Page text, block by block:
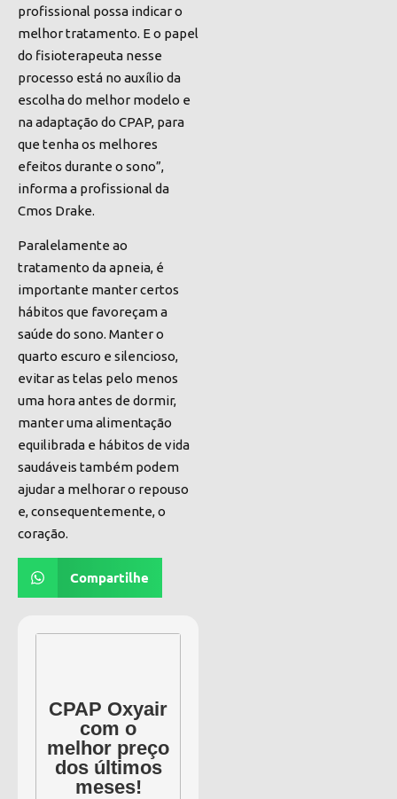
profissional possa indicar o
melhor tratamento. E o papel
do fisioterapeuta nesse
processo está no auxílio da
escolha do melhor modelo e
na adaptação do CPAP, para
que tenha os melhores
efeitos durante o sono”,
informa a profissional da
Cmos Drake.
Paralelamente ao
tratamento da apneia, é
importante manter certos
hábitos que favoreçam a
saúde do sono. Manter o
quarto escuro e silencioso,
evitar as telas pelo menos
uma hora antes de dormir,
manter uma alimentação
equilibrada e hábitos de vida
saudáveis também podem
ajudar a melhorar o repouso
e, consequentemente, o
coração.
Compartilhe
CPAP Oxyair
com o
melhor preço
dos últimos
meses!